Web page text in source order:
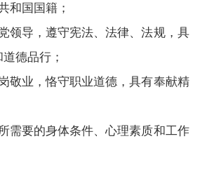
和国国籍；
领导，遵守宪法、法律、法规，具
德品行；
敬业，恪守职业道德，具有奉献精
需要的身体条件、心理素质和工作